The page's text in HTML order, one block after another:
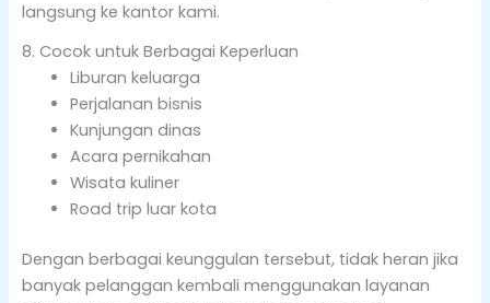
langsung ke kantor kami.
8. Cocok untuk Berbagai Keperluan
Liburan keluarga
Perjalanan bisnis
Kunjungan dinas
Acara pernikahan
Wisata kuliner
Road trip luar kota
Dengan berbagai keunggulan tersebut, tidak heran jika
banyak pelanggan kembali menggunakan layanan